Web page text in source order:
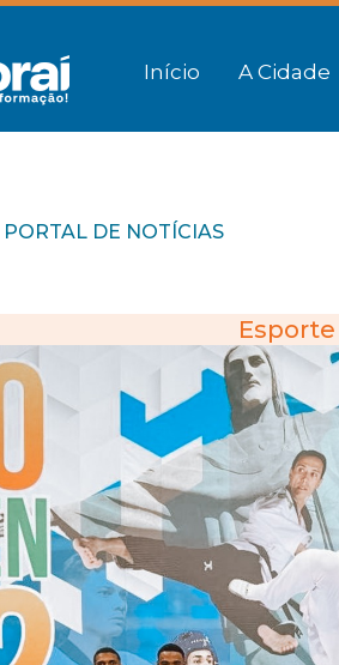
Início A Cidade
DE NOTÍCIAS